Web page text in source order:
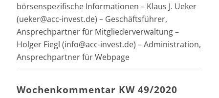
börsenspezifische Informationen – Klaus J. Ueker
(ueker@acc-invest.de) – Geschäftsführer,
Ansprechpartner für Mitgliederverwaltung –
Holger Fiegl (info@acc-invest.de) – Administration,
Ansprechpartner für Webpage
Wochenkommentar KW 49/2020